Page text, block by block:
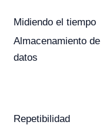
Midiendo el tiempo
Almacenamiento de
datos
Repetibilidad